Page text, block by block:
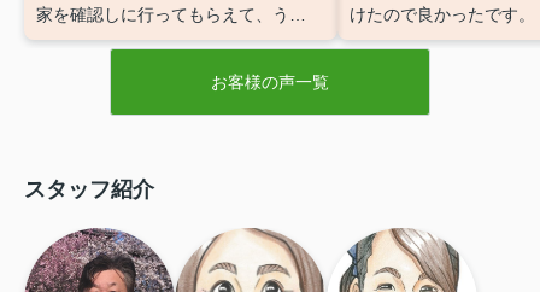
家を確認しに行ってもらえて、うれ
しかった。気になった:特にない
けたので良かったです。
お客様の声一覧
スタッフ紹介